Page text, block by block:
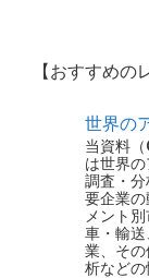
【おすすめの
世界の
当資料
は世界
調査・
要企業
メント
車・輸
業、そ
析など